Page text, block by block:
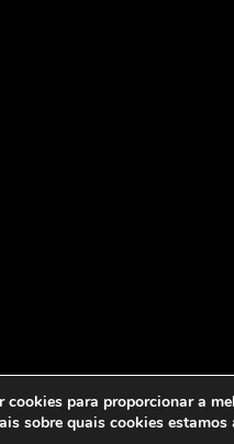
cookies para proporcionar a
sobre quais cookies